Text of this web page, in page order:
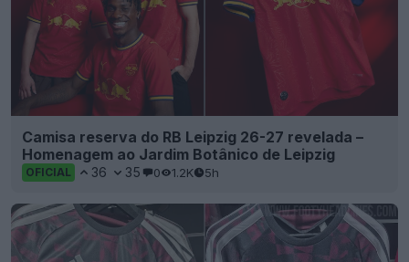
Camisa reserva do RB Leipzig 26-27 revelada –
Homenagem ao Jardim Botânico de Leipzig
OFICIAL 36 35 0 1.2K 5h